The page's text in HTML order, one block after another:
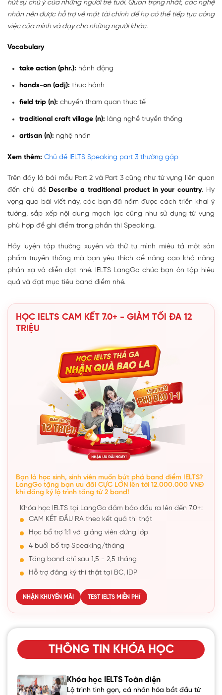
hút sự chú ý của những người trẻ tuổi. Quan trọng nhất, các nghệ
nhân nên được hỗ trợ về mặt tài chính để họ có thể tiếp tục công
việc của mình và dạy cho những người khác.
Vocabulary
take action (phr.): hành động
hands-on (adj): thực hành
field trip (n): chuyến tham quan thực tế
traditional craft village (n): làng nghề truyền thống
artisan (n): nghệ nhân
Xem thêm: Chủ đề IELTS Speaking part 3 thường gặp
Trên đây là bài mẫu Part 2 và Part 3 cũng như từ vựng liên quan
đến chủ đề Describe a traditional product in your country. Hy
vọng qua bài viết này, các bạn đã nắm được cách triển khai ý
tưởng, sắp xếp nội dung mạch lạc cũng như sử dụng từ vựng
phù hợp để ghi điểm trong phần thi Speaking.
Hãy luyện tập thường xuyên và thử tự mình miêu tả một sản
phẩm truyền thống mà bạn yêu thích để nâng cao khả năng
phản xạ và diễn đạt nhé. IELTS LangGo chúc bạn ôn tập hiệu
quả và đạt mục tiêu band điểm nhé.
HỌC IELTS CAM KẾT 7.0+ - GIẢM TỐI ĐA 12
TRIỆU
Bạn là học sinh, sinh viên muốn bứt phá band điểm IELTS?
LangGo tặng bạn ưu đãi CỰC LỚN lên tới 12.000.000 VNĐ
khi đăng ký lộ trình tăng từ 2 band!
Khóa học IELTS tại LangGo đảm bảo đầu ra lên đến 7.0+:
CAM KẾT ĐẦU RA theo kết quả thi thật
Học bổ trợ 1:1 với giảng viên đứng lớp
4 buổi bổ trợ Speaking/tháng
Tăng band chỉ sau 1,5 - 2,5 tháng
Hỗ trợ đăng ký thi thật tại BC, IDP
NHẬN KHUYẾN MÃI TEST IELTS MIỄN PHÍ
THÔNG TIN KHÓA HỌC
Khóa học IELTS Toàn diện
Lộ trình tinh gọn, cá nhân hóa bắt đầu từ